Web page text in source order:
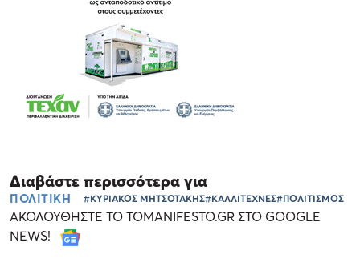
Διαβάστε περισσότερα για
ΠΟΛΙΤΙΚΗ #ΚΥΡΙΑΚΟΣ ΜΗΤΣΟΤΑΚΗΣ#ΚΑΛΛΙΤΕΧΝΕΣ#ΠΟΛΙΤΙΣΜΟΣ
ΑΚΟΛΟΥΘΗΣΤΕ ΤΟ TOMANIFESTO.GR ΣΤΟ GOOGLE
NEWS!